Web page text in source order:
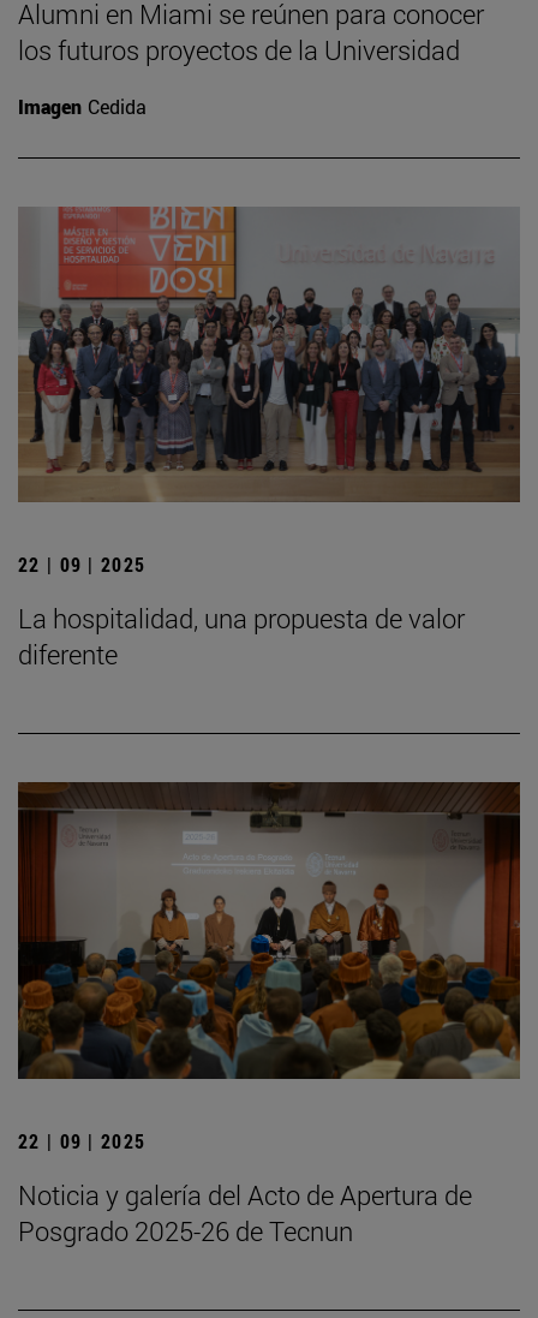
Alumni en Miami se reúnen para conocer
los futuros proyectos de la Universidad
Imagen Cedida
22 | 09 | 2025
La hospitalidad, una propuesta de valor
diferente
22 | 09 | 2025
Noticia y galería del Acto de Apertura de
Posgrado 2025-26 de Tecnun